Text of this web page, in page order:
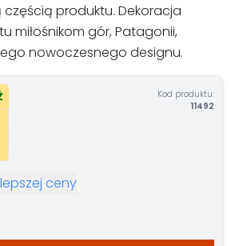
produktu. Dekoracja
miłośnikom gór, Patagonii,
nowoczesnego designu.
Kod produktu:
11492
ceny